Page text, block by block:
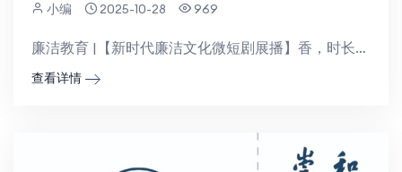
小编 2025-10-28 969
廉洁教育 |【新时代廉洁文化微短剧展播】香，时长10:15，时长08:17，时长12:58，时长19...
查看详情